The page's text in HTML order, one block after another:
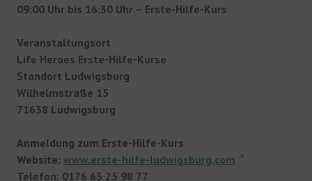
09:00 Uhr bis 16:30 Uhr – Erste-Hilfe-Kurs
Veranstaltungsort
Life Heroes Erste-Hilfe-Kurse
Standort Ludwigsburg
Wilhelmstraße 15
71638 Ludwigsburg
Anmeldung zum Erste-Hilfe-Kurs
Website: www.erste-hilfe-ludwigsburg.com
Telefon: 0176 63 25 98 77